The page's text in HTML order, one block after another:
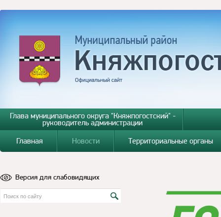
Глава муниципального округа "Княжпогостский" -
руководитель администрации
Главная
Новости Территориальные органы
Версия для слабовидящих